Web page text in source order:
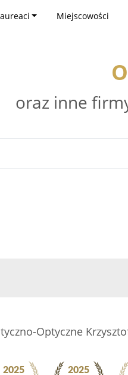
Miejscowości
oraz inne
Optyczne